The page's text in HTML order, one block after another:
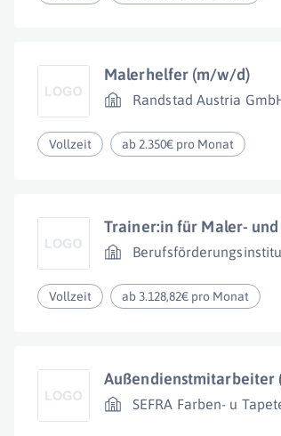
Malerhelfer (m/w/d)
Randstad Austria
Vollzeit ab 2.350€ pro Monat
Trainer:in für Maler-
Vollzeit ab 3.128,82€ pro Monat
Außendienstmitarbeiter
SEFRA Farben- u